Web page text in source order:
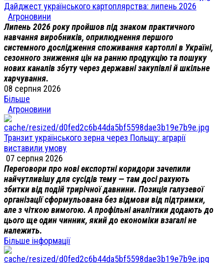
Дайджест українського картоплярства: липень 2026
Агроновини
Липень 2026 року пройшов під знаком практичного
навчання виробників, оприлюднення першого
системного дослідження споживання картоплі в Україні,
сезонного зниження цін на ранню продукцію та пошуку
нових каналів збуту через державні закупівлі й шкільне
харчування.
08 серпня 2026
Більше
Агроновини
Транзит українського зерна через Польщу: аграрії
виставили умову
07 серпня 2026
Переговори про нові експортні коридори зачепили
найчутливішу для сусідів тему — там досі рахують
збитки від подій трирічної давнини. Позиція галузевої
організації сформульована без відмови від підтримки,
але з чіткою вимогою. А профільні аналітики додають до
цього ще один чинник, який до економіки взагалі не
належить.
Більше інформації